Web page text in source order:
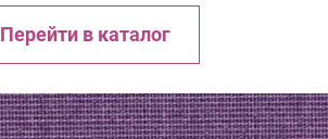
Перейти в каталог